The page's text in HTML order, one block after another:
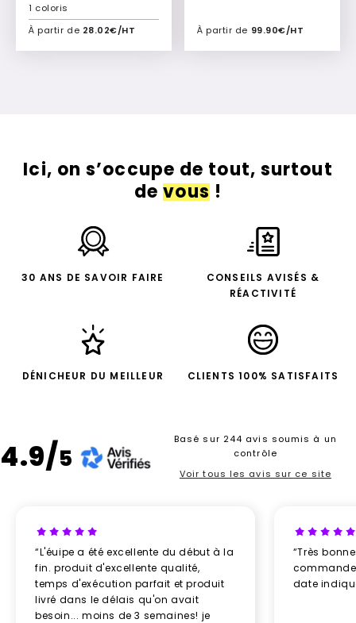
À partir de 28.02€/HT
1 coloris
Ajouter à mon devis
À partir de 99.90€/HT
Ajouter à mon devis
Ici, on s’occupe de tout, surtout
devous!
30 ANS DE SAVOIR FAIRE
CONSEILS AVISÉS &
RÉACTIVITÉ
DÉNICHEUR DU MEILLEUR CLIENTS 100% SATISFAITS
4.9/5
Basé sur 244 avis soumis à un
contrôle
Voir tous les avis sur ce site
“L'éuipe a été excellente du début à la
fin. produit d'excellente qualité,
temps d'exécution parfait et produit
livré dans le délais qu'on avait
besoin... moins de 3 semaines! je
“Très
date